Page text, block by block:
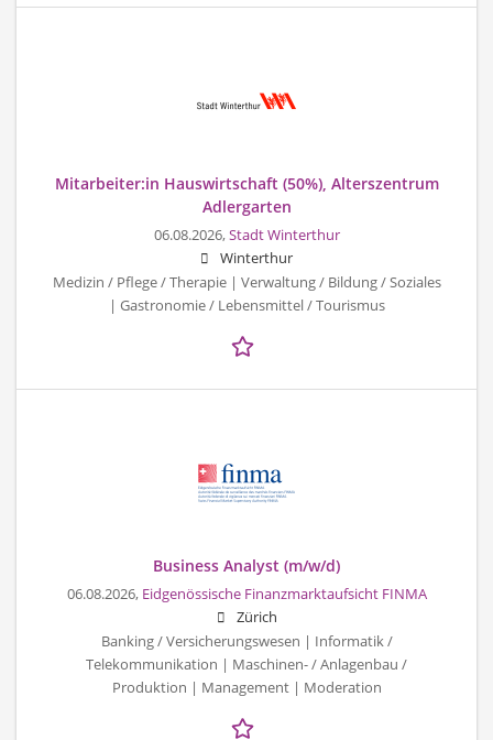
Mitarbeiter:in Hauswirtschaft (50%), Alterszentrum
Adlergarten
06.08.2026,Stadt Winterthur
Winterthur
Medizin / Pflege / Therapie | Verwaltung / Bildung / Soziales
| Gastronomie / Lebensmittel / Tourismus
Business Analyst (m/w/d)
06.08.2026, Eidgenössische Finanzmarktaufsicht FINMA
Zürich
Banking / Versicherungswesen | Informatik /
Telekommunikation | Maschinen- / Anlagenbau /
Produktion | Management | Moderation